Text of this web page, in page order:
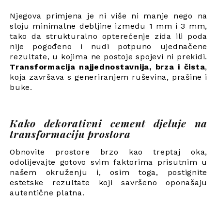
Njegova primjena je ni više ni manje nego na
sloju minimalne debljine između 1 mm i 3 mm,
tako da strukturalno opterećenje zida ili poda
nije pogođeno i nudi potpuno ujednačene
rezultate, u kojima ne postoje spojevi ni prekidi.
Transformacija najjednostavnija, brza i čista,
koja završava s generiranjem ruševina, prašine i
buke.
Kako dekorativni cement djeluje na
transformaciju prostora
Obnovite prostore brzo kao treptaj oka,
odolijevajte gotovo svim faktorima prisutnim u
našem okruženju i, osim toga, postignite
estetske rezultate koji savršeno oponašaju
autentične platna.